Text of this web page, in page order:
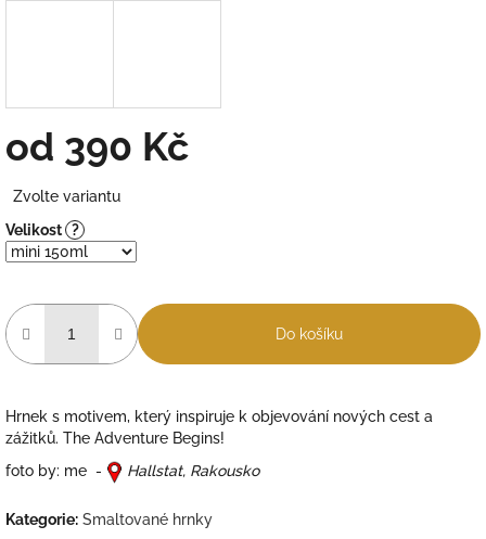
od 390 Kč
cena:
Zvolte variantu
Velikost ?
Do košíku
Hrnek s motivem, který inspiruje k objevování nových cest a
zážitků. The Adventure Begins!
foto by: me -
Hallstat, Rakousko
Kategorie: Smaltované hrnky